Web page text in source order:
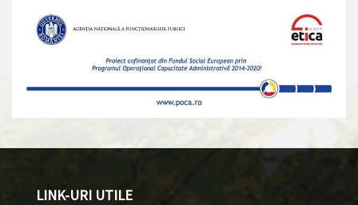
LINK-URI UTILE